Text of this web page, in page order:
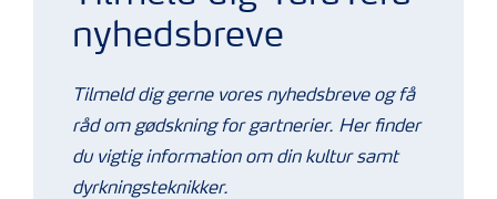
nyhedsbreve
Tilmeld dig gerne vores nyhedsbreve og få
råd om gødskning for gartnerier. Her finder
du vigtig information om din kultur samt
dyrkningsteknikker.